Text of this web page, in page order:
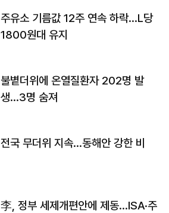
주유소 기름값 12주 연속 하락…L당
1800원대 유지
불볕더위에 온열질환자 202명 발
생…3명 숨져
전국 무더위 지속…동해안 강한 비
李, 정부 세제개편안에 제동…ISA·주